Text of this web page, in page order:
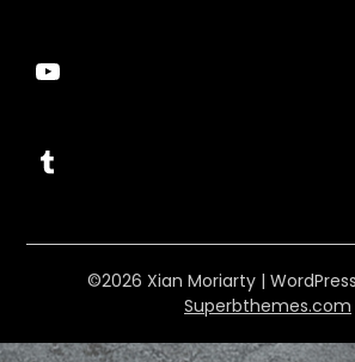
YouTube
Tumblr
©2026 Xian Moriarty |
Superbthemes.com